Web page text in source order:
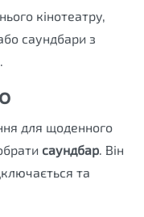
кінотеатру,
саундбари з
для щоденного
саундбар. Він
та